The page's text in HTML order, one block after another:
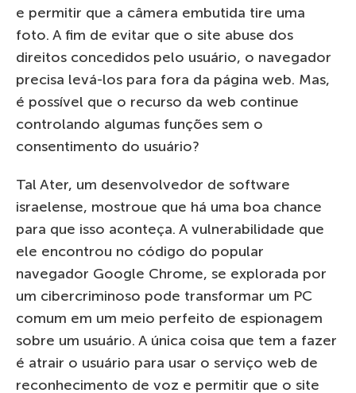
e permitir que a câmera embutida tire uma
foto. A fim de evitar que o site abuse dos
direitos concedidos pelo usuário, o navegador
precisa levá-los para fora da página web. Mas,
é possível que o recurso da web continue
controlando algumas funções sem o
consentimento do usuário?
Tal Ater, um desenvolvedor de software
israelense, mostroue que há uma boa chance
para que isso aconteça. A vulnerabilidade que
ele encontrou no código do popular
navegador Google Chrome, se explorada por
um cibercriminoso pode transformar um PC
comum em um meio perfeito de espionagem
sobre um usuário. A única coisa que tem a fazer
é atrair o usuário para usar o serviço web de
reconhecimento de voz e permitir que o site